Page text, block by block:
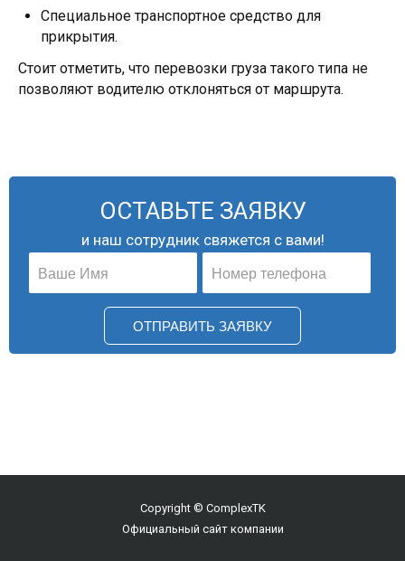
Специальное транспортное средство для
прикрытия.
Стоит отметить, что перевозки груза такого типа не
позволяют водителю отклоняться от маршрута.
ОСТАВЬТЕ ЗАЯВКУ
и наш сотрудник свяжется с вами!
ОТПРАВИТЬ ЗАЯВКУ
Copyright © ComplexTK
Официальный сайт компании